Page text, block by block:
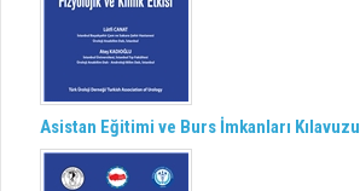
Asistan Eğitimi ve Burs İmkanları Kılavuzu